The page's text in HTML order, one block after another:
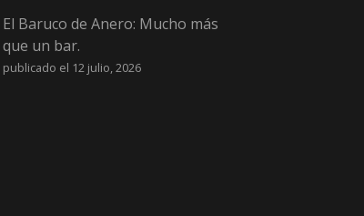
El Baruco de Anero: Mucho más
que un bar.
publicado el 12 julio, 2026